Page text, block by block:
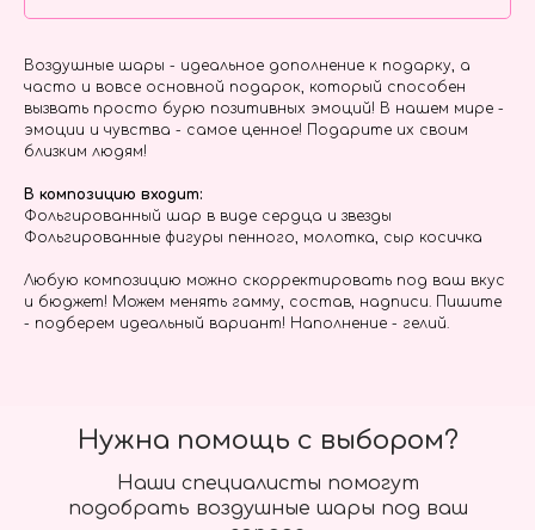
Воздушные шары - идеальное дополнение к подарку, а
часто и вовсе основной подарок, который способен
вызвать просто бурю позитивных эмоций! В нашем мире -
эмоции и чувства - самое ценное! Подарите их своим
близким людям!
В композицию входит:
Фольгированный шар в виде сердца и звезды
Фольгированные фигуры пенного, молотка, сыр косичка
Любую композицию можно скорректировать под ваш вкус
и бюджет! Можем менять гамму, состав, надписи. Пишите
- подберем идеальный вариант! Наполнение - гелий.
Наши специалисты помогут
подобрать воздушные шары под ваш
Нужна помощь с выбором?